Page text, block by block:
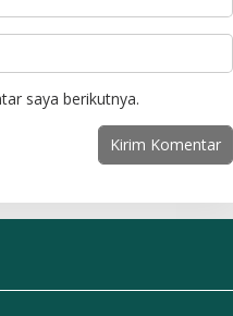
saya berikutnya.